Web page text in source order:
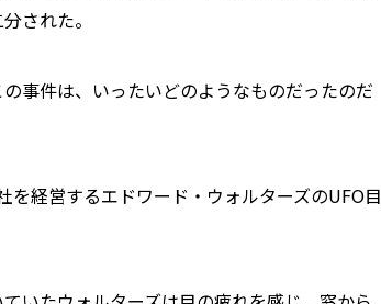
された。
事件は、いったいどのようなものだったのだ
経営するエドワード・ウォルターズのUFO目